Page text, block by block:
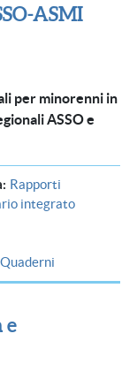
ASMI
per minorenni in
ASSO e
Rapporti
integrato
e